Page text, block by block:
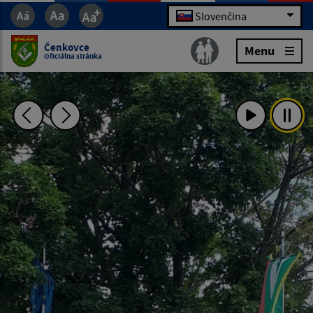
Slovenčina
Čenkovce
Oficiálna stránka Menu